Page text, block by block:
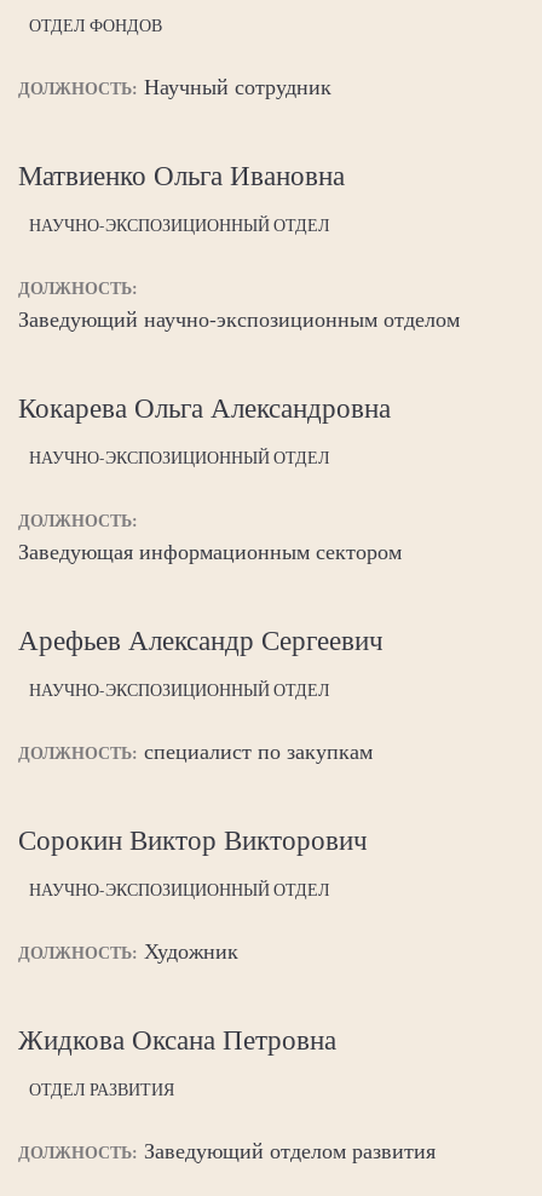
ОТДЕЛ ФОНДОВ
ДОЛЖНОСТЬ: Научный сотрудник
Матвиенко Ольга Ивановна
НАУЧНО-ЭКСПОЗИЦИОННЫЙ ОТДЕЛ
ДОЛЖНОСТЬ:
Заведующий научно-экспозиционным отделом
Кокарева Ольга Александровна
НАУЧНО-ЭКСПОЗИЦИОННЫЙ ОТДЕЛ
ДОЛЖНОСТЬ:
Заведующая информационным сектором
Арефьев Александр Сергеевич
НАУЧНО-ЭКСПОЗИЦИОННЫЙ ОТДЕЛ
ДОЛЖНОСТЬ: специалист по закупкам
Сорокин Виктор Викторович
НАУЧНО-ЭКСПОЗИЦИОННЫЙ ОТДЕЛ
ДОЛЖНОСТЬ: Художник
Жидкова Оксана Петровна
ОТДЕЛ РАЗВИТИЯ
ДОЛЖНОСТЬ: Заведующий отделом развития